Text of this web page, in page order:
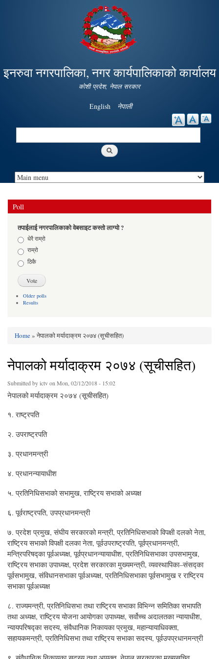
Skip to
main
content
इनरुवा नगरपालिका, नगर कार्यपालिकाको कार्यालय
कोशी प्रदेश, नेपाल सरकार
English नेपाली
Search
Poll
तपाईलाई नगरपालिकाको वेबसाइट कस्तो लाग्यो ?
Choicesधेरै राम्रो
राम्रो
ठिकै
Older polls
Results
Home» नेपालको मर्यादाक्रम २०७४ (सूचीसहित)
नेपालको मर्यादाक्रम २०७४ (सूचीसहित)
Submitted byictvon Mon, 02/12/2018 - 15:02
नेपालको मर्यादाक्रम २०७४ (सूचीसहित)
१. राष्ट्रपति
२. उपराष्ट्रपति
३. प्रधानमन्त्री
४. प्रधानन्यायाधीश
५. प्रतिनिधिसभाको सभामुख, राष्ट्रिय सभाको अध्यक्ष
६. पूर्वराष्ट्रपति, उपप्रधानमन्त्री
७. प्रदेश प्रमुख, संघीय सरकारको मन्त्री, प्रतिनिधिसभाको विपक्षी दलको नेता,
राष्ट्रिय सभाको विपक्षी दलका नेता, पूर्वउपराष्ट्रपति, पूर्वप्रधानमन्त्री,
मन्त्रिपरिषद्का पूर्वअध्यक्ष, पूर्वप्रधानन्यायाधीश, प्रतिनिधिसभाका उपसभामुख,
राष्ट्रिय सभाका उपाध्यक्ष, प्रदेश सरकारका मुख्यमन्त्री, व्यवस्थापिका–संसद्का
पूर्वसभामुख, संविधानसभाका पूर्वअध्यक्ष, प्रतिनिधिसभाका पूर्वसभामुख र राष्ट्रिय
सभाका पूर्वअध्यक्ष
८. राज्यमन्त्री, प्रतिनिधिसभा तथा राष्ट्रिय सभाका विभिन्न समितिका सभापति
तथा अध्यक्ष, राष्ट्रिय योजना आयोगका उपाध्यक्ष, सर्वोच्च अदालतका न्यायाधीश,
न्यायपरिषद्का सदस्य, संवैधानिक निकायका प्रमुख, महान्यायाधिवक्ता,
सहायकमन्त्री, प्रतिनिधिसभा तथा राष्ट्रिय सभाका सदस्य, पूर्वउपप्रधानमन्त्री